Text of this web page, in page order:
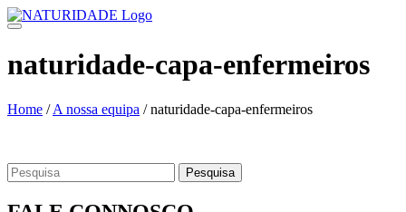
Skip
to
naturidade-capa-enfermeiros
Home / A nossa equipa / naturidade-capa-enfermeiros
Search
for: